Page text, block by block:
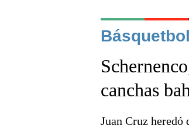
Noticias
canchas
Juan Cruz heredó